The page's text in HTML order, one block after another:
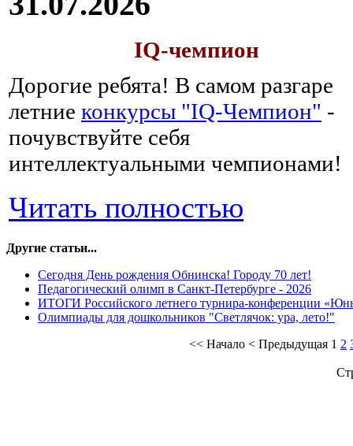
IQ-чемпион
Дорогие ребята! В самом разгаре
летние конкурсы "IQ-Чемпион" -
почувствуйте себя
интеллектуальными чемпионами!
Читать полностью
Другие статьи...
Сегодня День рождения Обнинска! Городу 70 лет!
Педагогический олимп в Санкт-Петербурге - 2026
ИТОГИ Российского летнего турнира-конференции
Олимпиады для дошкольников "Светлячок: ура, лето!"
<< Начало < Предыдущая 1 2